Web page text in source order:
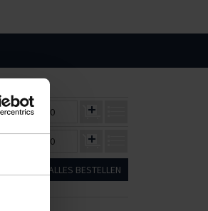
€0,00
€0,00
ALLES BESTELLEN